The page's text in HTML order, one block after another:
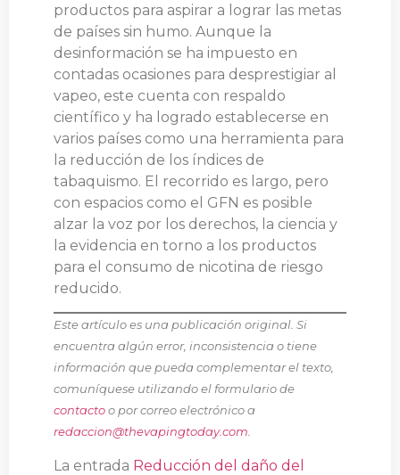
productos para aspirar a lograr las metas
de países sin humo. Aunque la
desinformación se ha impuesto en
contadas ocasiones para desprestigiar al
vapeo, este cuenta con respaldo
científico y ha logrado establecerse en
varios países como una herramienta para
la reducción de los índices de
tabaquismo. El recorrido es largo, pero
con espacios como el GFN es posible
alzar la voz por los derechos, la ciencia y
la evidencia en torno a los productos
para el consumo de nicotina de riesgo
reducido.
Este artículo es una publicación original. Si
encuentra algún error, inconsistencia o tiene
información que pueda complementar el texto,
comuníquese utilizando el formulario de
contactoo por correo electrónico a
redaccion@thevapingtoday.com.
La entrada Reducción del daño del